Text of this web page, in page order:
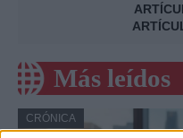
Más leídos
CRÓNICA